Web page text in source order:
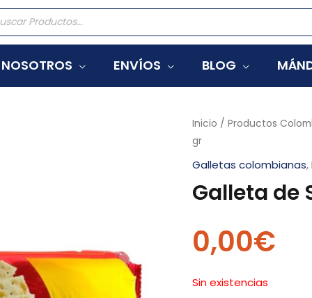
NOSOTROS ENVÍOS BLOG
Inicio /Productos
gr
Galletas colombianas,
Galleta de
0,00€
Sin existencias